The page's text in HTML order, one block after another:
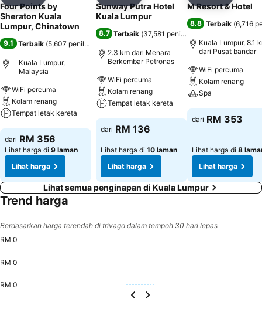
Four Points by
Sheraton Kuala
Lumpur, Chinatown
9.1 Terbaik (5,607 penilaian
Kuala Lumpur,
Malaysia
WiFi percuma
Kolam renang
Tempat letak kereta
Lihat harga
dari RM 356
Lihat harga di 9 laman
Lihat harga
Sunway Putra Hotel
Kuala Lumpur
8.7 Terbaik (37,581 penilaian
2.3 km dari Menara
Berkembar Petronas
WiFi percuma
Kolam renang
Tempat letak kereta
Lihat harga
dari RM 136
Lihat harga di 10 laman
Lihat harga
M Resort & Hotel
8.8 Terbaik (6,716
Kuala Lumpur, 8.1
dari Pusat bandar
WiFi percuma
Kolam renang
Spa
Lihat harga
dari RM 353
Lihat harga di 8
Lihat harga
Lihat semua penginapan di Kuala Lumpur
Trend harga
Berdasarkan harga terendah di trivago dalam tempoh 30 hari lepas
RM 0
RM 0
RM 0